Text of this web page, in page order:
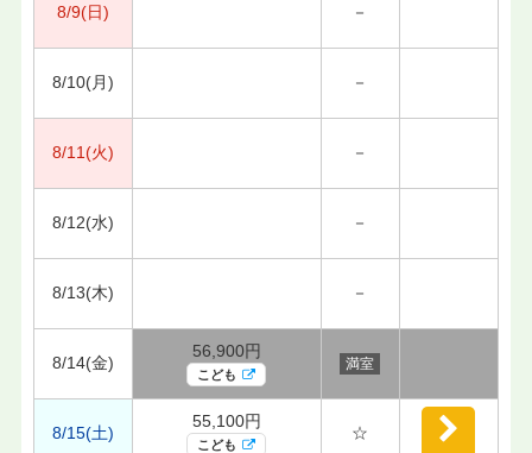
8/9(日) －
8/10(月) －
8/11(火) －
8/12(水) －
8/13(木) －
8/14(金)
56,900円
こども
満室
8/15(土)
55,100円
こども
☆